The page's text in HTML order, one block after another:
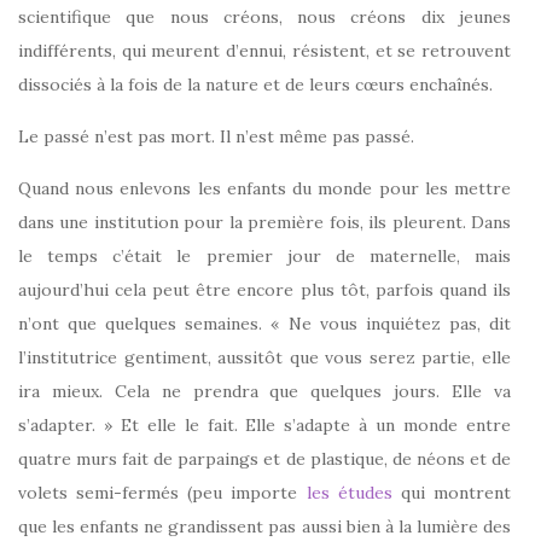
scientifique que nous créons, nous créons dix jeunes
indifférents, qui meurent d’ennui, résistent, et se retrouvent
dissociés à la fois de la nature et de leurs cœurs enchaînés.
Le passé n’est pas mort. Il n’est même pas passé.
Quand nous enlevons les enfants du monde pour les mettre
dans une institution pour la première fois, ils pleurent. Dans
le temps c’était le premier jour de maternelle, mais
aujourd’hui cela peut être encore plus tôt, parfois quand ils
n’ont que quelques semaines. « Ne vous inquiétez pas, dit
l’institutrice gentiment, aussitôt que vous serez partie, elle
ira mieux. Cela ne prendra que quelques jours. Elle va
s’adapter. » Et elle le fait. Elle s’adapte à un monde entre
quatre murs fait de parpaings et de plastique, de néons et de
volets semi-fermés (peu importe les études qui montrent
que les enfants ne grandissent pas aussi bien à la lumière des